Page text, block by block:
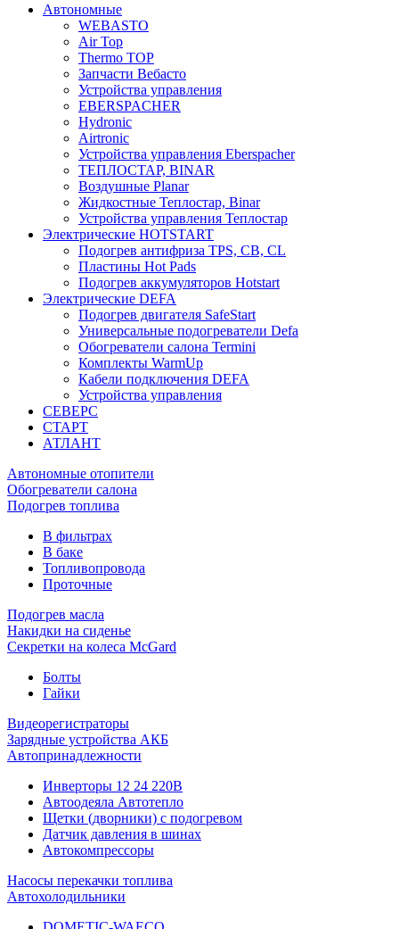
Автономные
WEBASTO
Air Top
Thermo TOP
Запчасти Вебасто
Устройства управления
EBERSPACHER
Hydronic
Airtronic
Устройства управления Eberspacher
ТЕПЛОСТАР, BINAR
Воздушные Planar
Жидкостные Теплостар, Binar
Устройства управления Теплостар
Электрические HOTSTART
Подогрев антифриза TPS, CB, CL
Пластины Hot Pads
Подогрев аккумуляторов Hotstart
Электрические DEFA
Подогрев двигателя SafeStart
Универсальные подогреватели Defa
Обогреватели салона Termini
Комплекты WarmUp
Кабели подключения DEFA
Устройства управления
СЕВЕРС
СТАРТ
АТЛАНТ
Автономные отопители
Обогреватели салона
Подогрев топлива
В фильтрах
В баке
Топливопровода
Проточные
Подогрев масла
Накидки на сиденье
Секретки на колеса McGard
Болты
Гайки
Видеорегистраторы
Зарядные устройства АКБ
Автопринадлежности
Инверторы 12 24 220В
Автоодеяла Автотепло
Щетки (дворники) с подогревом
Датчик давления в шинах
Автокомпрессоры
Насосы перекачки топлива
Автохолодильники